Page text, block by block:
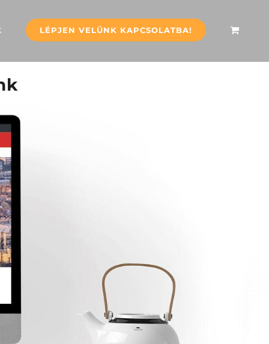
LÉPJEN VELÜNK KAPCSOLATBA!